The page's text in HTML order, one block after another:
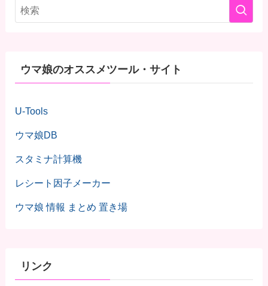
ウマ娘のオススメツール・サイト
U-Tools
ウマ娘DB
スタミナ計算機
レシート因子メーカー
ウマ娘 情報 まとめ 置き場
リンク